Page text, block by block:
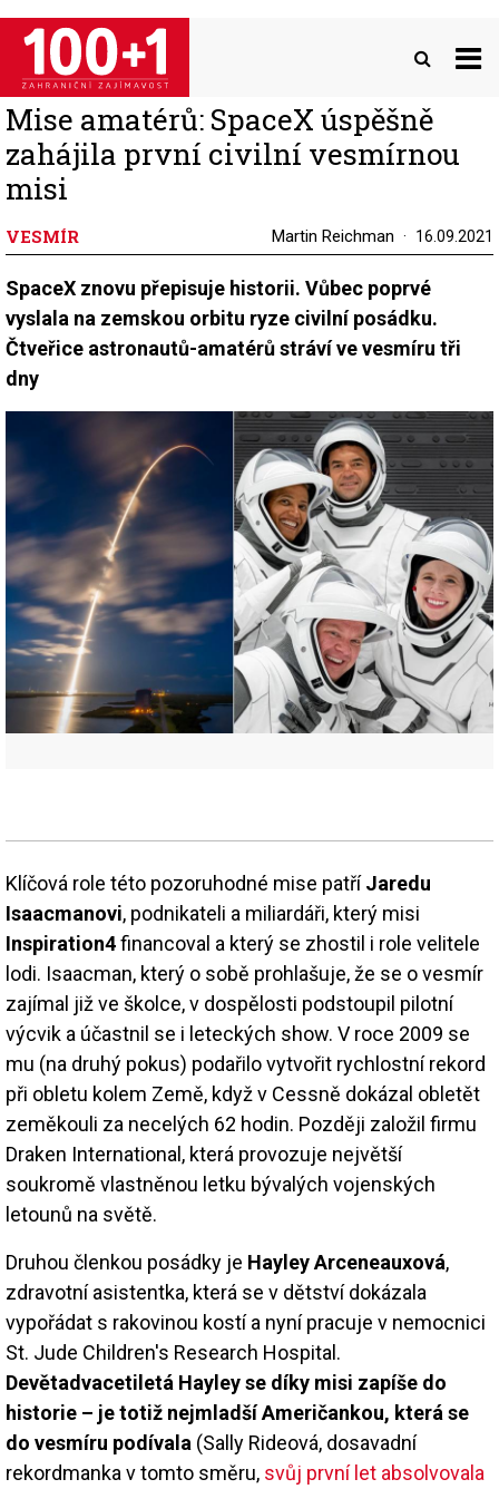
Přejít
hlavnímu
obsahu
Mise amatérů: SpaceX úspěšně
zahájila první civilní vesmírnou
misi
VESMÍR Martin Reichman 16.09.2021
SpaceX znovu přepisuje historii. Vůbec poprvé
vyslala na zemskou orbitu ryze civilní posádku.
Čtveřice astronautů-amatérů stráví ve vesmíru tři
dny
Klíčová role této pozoruhodné mise patříJaredu
Isaacmanovi, podnikateli a miliardáři, který misi
Inspiration4financoval a který se zhostil i role velitele
lodi. Isaacman, který o sobě prohlašuje, že se o vesmír
zajímal již ve školce, v dospělosti podstoupil pilotní
výcvik a účastnil se i leteckých show. V roce 2009 se
mu (na druhý pokus) podařilo vytvořit rychlostní rekord
při obletu kolem Země, když v Cessně dokázal obletět
zeměkouli za necelých 62 hodin. Později založil firmu
Draken International, která provozuje největší
soukromě vlastněnou letku bývalých vojenských
letounů na světě.
Druhou členkou posádky je Hayley Arceneauxová,
zdravotní asistentka, která se v dětství dokázala
vypořádat s rakovinou kostí a nyní pracuje v nemocnici
St. Jude Children's Research Hospital.
Devětadvacetiletá Hayley se díky misi zapíše do
historie – je totiž nejmladší Američankou, která se
do vesmíru podívala (Sally Rideová, dosavadní
rekordmanka v tomto směru, svůj první let absolvovala